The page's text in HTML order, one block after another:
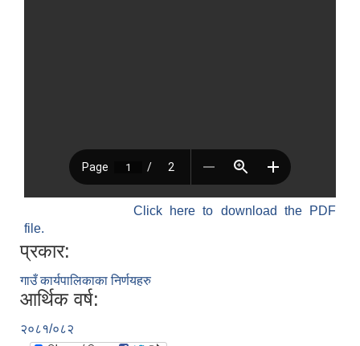
Click here to download the PDF
file.
प्रकार:
गाउँ कार्यपालिकाका निर्णयहरु
आर्थिक वर्ष:
२०८१/०८२